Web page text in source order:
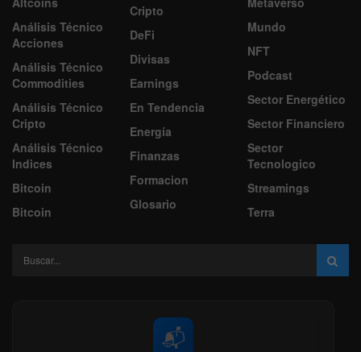
Análisis Técnico
Acciones
Análisis Técnico
Commodities
Análisis Técnico
Cripto
Análisis Técnico
Indices
Bitcoin
Bitcoin
Cripto
DeFi
Divisas
Earnings
En Tendencia
Energía
Finanzas
Formacion
Glosario
Mundo
NFT
Podcast
Sector Energético
Sector Financiero
Sector
Tecnologico
Streamings
Terra
📬